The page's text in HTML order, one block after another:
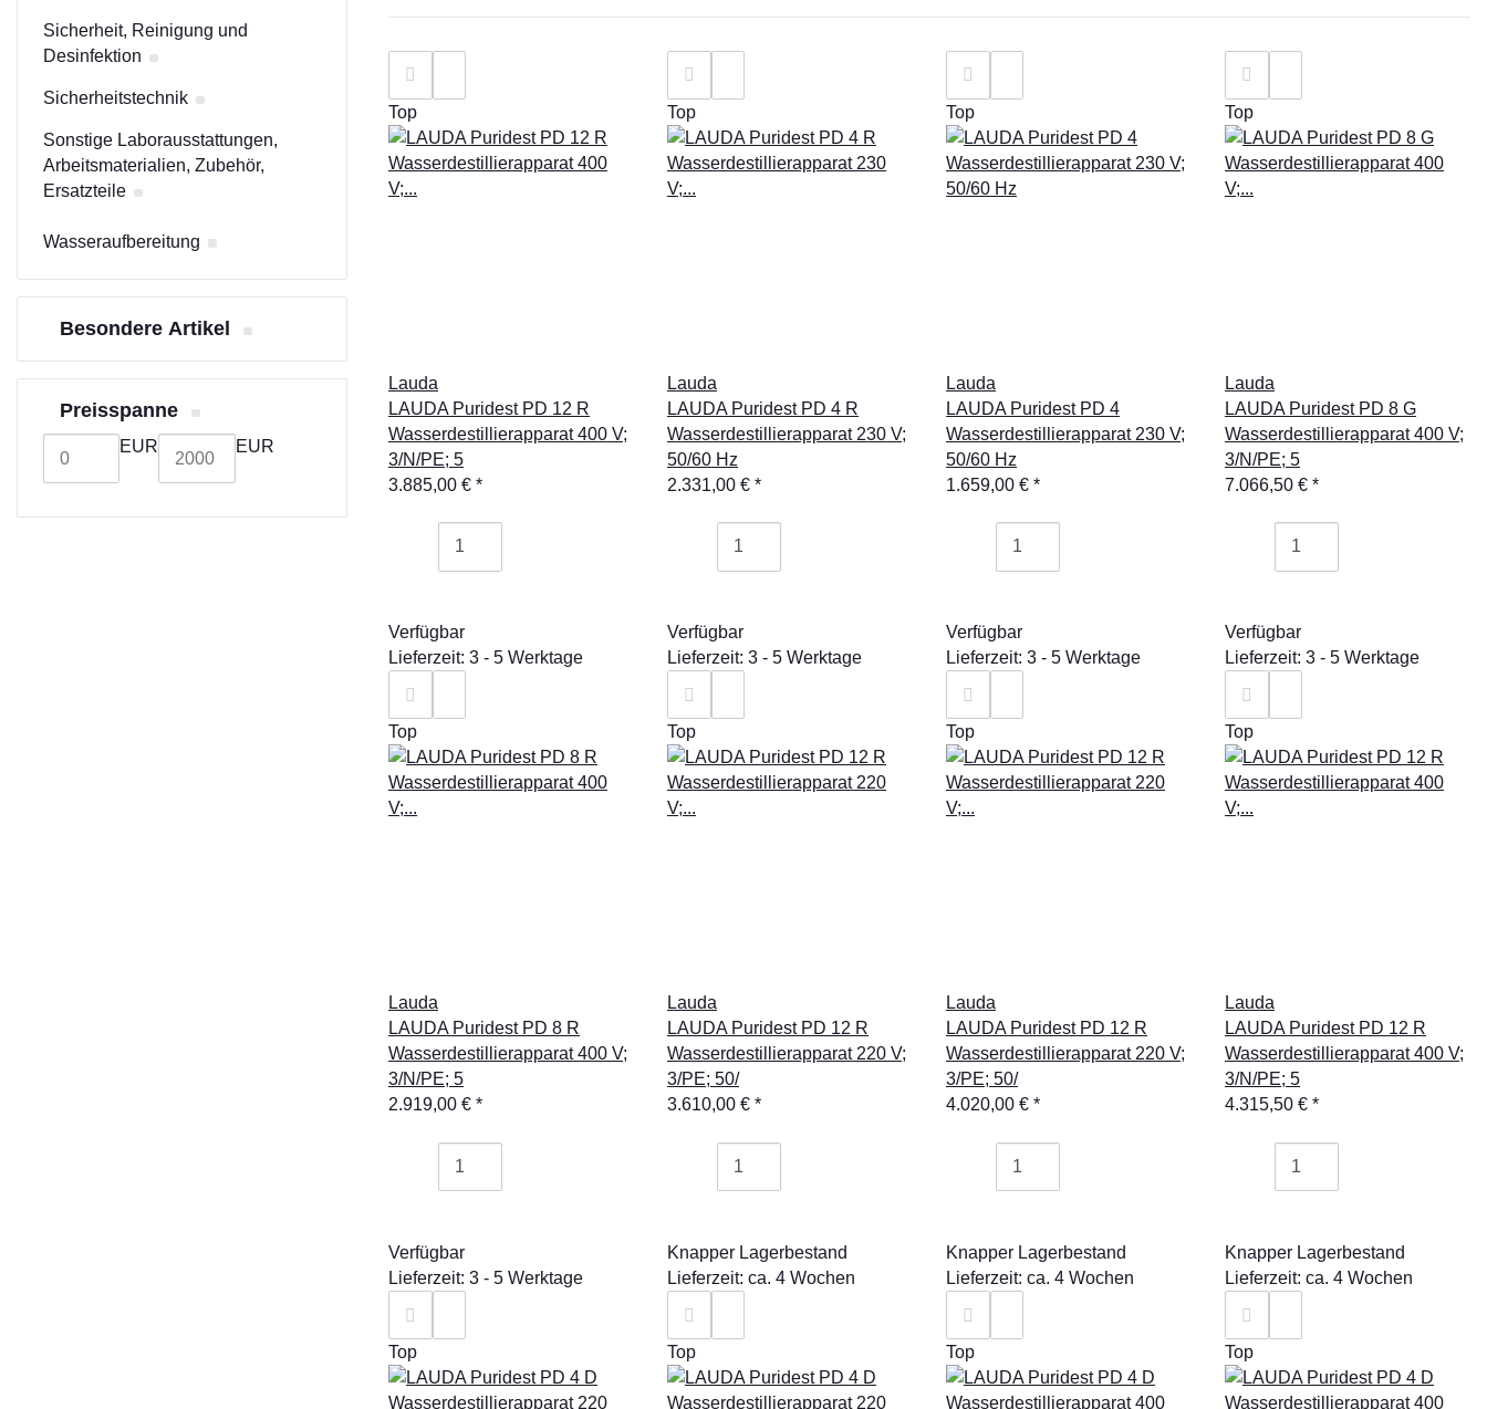
Top
Lauda
LAUDA Puridest PD 12 R
Wasserdestillierapparat 400 V;
3/N/PE; 5
3.885,00 € *
Verfügbar
Lieferzeit: 3 - 5 Werktage
Top
Lauda
LAUDA Puridest PD 4 R
Wasserdestillierapparat 230 V;
50/60 Hz
2.331,00 € *
Verfügbar
Lieferzeit: 3 - 5 Werktage
Top
Lauda
LAUDA Puridest PD 4
Wasserdestillierapparat 230 V;
50/60 Hz
1.659,00 € *
Verfügbar
Lieferzeit: 3 - 5 Werktage
Top
Lauda
LAUDA Puridest PD 8 G
Wasserdestillierapparat 400 V;
3/N/PE; 5
7.066,50 € *
Verfügbar
Lieferzeit: 3 - 5 Werktage
Top
Lauda
LAUDA Puridest PD 8 R
Wasserdestillierapparat 400 V;
3/N/PE; 5
2.919,00 € *
Verfügbar
Lieferzeit: 3 - 5 Werktage
Top
Lauda
LAUDA Puridest PD 12 R
Wasserdestillierapparat 220 V;
3/PE; 50/
3.610,00 € *
Knapper Lagerbestand
Lieferzeit: ca. 4 Wochen
Top
Lauda
LAUDA Puridest PD 12 R
Wasserdestillierapparat 220 V;
3/PE; 50/
4.020,00 € *
Knapper Lagerbestand
Lieferzeit: ca. 4 Wochen
Top
Lauda
LAUDA Puridest PD 12 R
Wasserdestillierapparat 400 V;
3/N/PE; 5
4.315,50 € *
Knapper Lagerbestand
Lieferzeit: ca. 4 Wochen
Top Top Top Top
Sicherheit, Reinigung und
Desinfektion
Sicherheitstechnik
Sonstige Laborausstattungen,
Arbeitsmaterialien, Zubehör,
Ersatzteile
Wasseraufbereitung
Besondere Artikel
Preisspanne
EUR EUR